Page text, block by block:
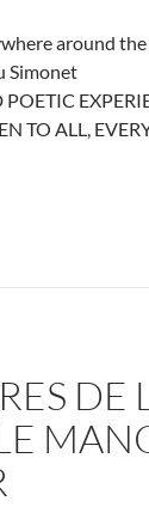
around
Simonet
POETIC
TO ALL,
DE